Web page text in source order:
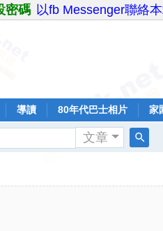
密碼 以fb Messenger聯絡
導讀 80年代巴士相片 家
文章